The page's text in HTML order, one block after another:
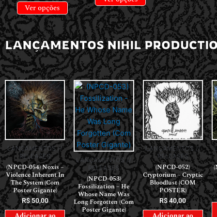
Ver opções
LANÇAMENTOS NIHIL
LANÇAMENTOS //
RELEASES
(NPCD-054) Noxis –
Violence Inherent In
The System (Com
Poster Gigante)
R$50,00
LANÇAMENTOS //
RELEASES
(NPCD-053)
Fossilization – He
Whose Name Was
Long Forgotten (Com
Poster Gigante)
LANÇAMENTOS //
RELEASES
(NPCD-052)
Cryptorium – Cryptic
Bloodlust (COM
POSTER)
R$40,00